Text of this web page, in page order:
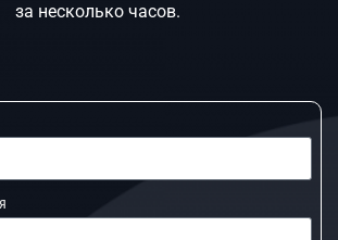
за несколько часов.